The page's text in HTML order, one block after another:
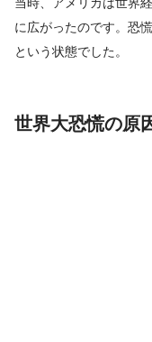
に広がったのです。恐
という状態でした。
世界大恐慌の原